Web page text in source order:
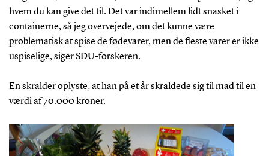
hvem du kan give det til. Det var indimellem lidt snasket i
containerne, så jeg overvejede, om det kunne være
problematisk at spise de fødevarer, men de fleste varer er ikke
uspiselige, siger SDU-forskeren.
En skralder oplyste, at han på et år skraldede sig til mad til en
værdi af 70.000 kroner.